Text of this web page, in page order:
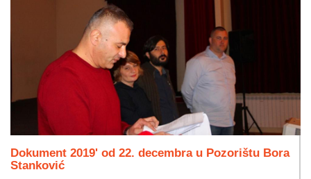
Dokument 2019' od 22. decembra u Pozorištu Bora
Stanković